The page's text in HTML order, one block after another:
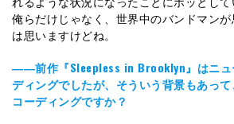
俺らだけじゃなく、世界中のバンドマン
は思いますけどね。
――前作『Sleepless in Brooklyn』はニュ
ディングでしたが、そういう背景もあっ
コーディングですか？